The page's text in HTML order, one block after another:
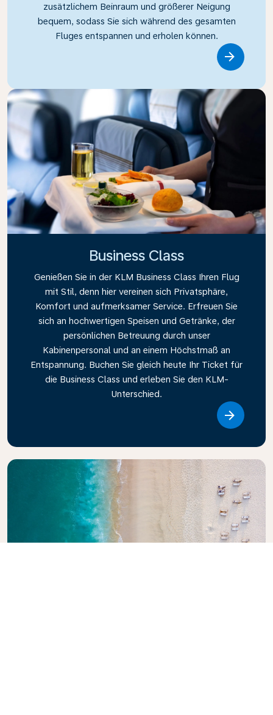
zusätzlichem Beinraum und größerer Neigung
bequem, sodass Sie sich während des gesamten
Fluges entspannen und erholen können.
Business Class
Genießen Sie in der KLM Business Class Ihren Flug
mit Stil, denn hier vereinen sich Privatsphäre,
Komfort und aufmerksamer Service. Erfreuen Sie
sich an hochwertigen Speisen und Getränke, der
persönlichen Betreuung durch unser
Kabinenpersonal und an einem Höchstmaß an
Entspannung. Buchen Sie gleich heute Ihr Ticket für
die Business Class und erleben Sie den KLM-
Unterschied.